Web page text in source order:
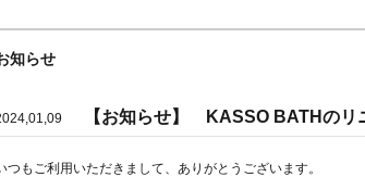
知らせ
【お知らせ】 KASSO BATHのリ
つもご利用いただきまして、ありがとうございます。